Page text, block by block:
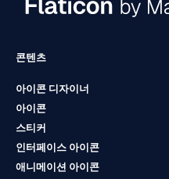
콘텐츠
아이콘 디자이너
아이콘
스티커
인터페이스 아이콘
애니메이션 아이콘